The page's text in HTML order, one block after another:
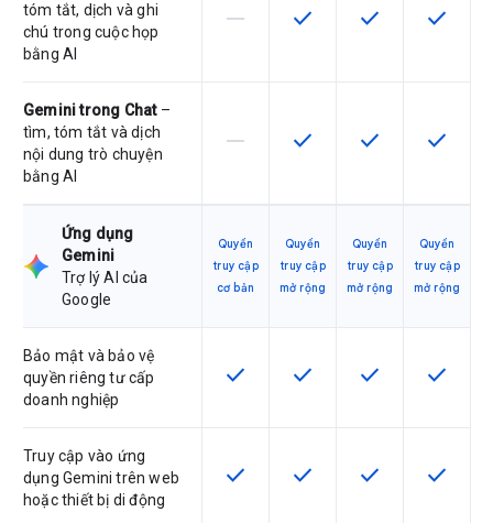
tóm tắt, dịch và ghi
chú trong cuộc họp
bằng AI
SKU này không hỗ trợ tính năng này
horizontal_rule SKU có hỗ trợ tính năng
check SKU có hỗ trợ
check SKU có
check
Gemini trong Chat–
tìm, tóm tắt và dịch
nội dung trò chuyện
bằng AI
SKU này không hỗ trợ tính năng này
horizontal_rule SKU có hỗ trợ tính năng
check SKU có hỗ trợ
check SKU có
check
Ứng dụng
Gemini
Trợ lý AI của
Google
Quyền
truy cập
cơ bản
Quyền
truy cập
mở rộng
Quyền
truy cập
mở rộng
Quyền
truy cập
mở rộng
Bảo mật và bảo vệ
quyền riêng tư cấp
doanh nghiệp
SKU có hỗ trợ tính năng này
check SKU có hỗ trợ tính năng
check SKU có hỗ trợ
check SKU có
check
Truy cập vào ứng
dụng Gemini trên web
hoặc thiết bị di động
SKU có hỗ trợ tính năng này
check SKU có hỗ trợ tính năng
check SKU có hỗ trợ
check SKU có
check